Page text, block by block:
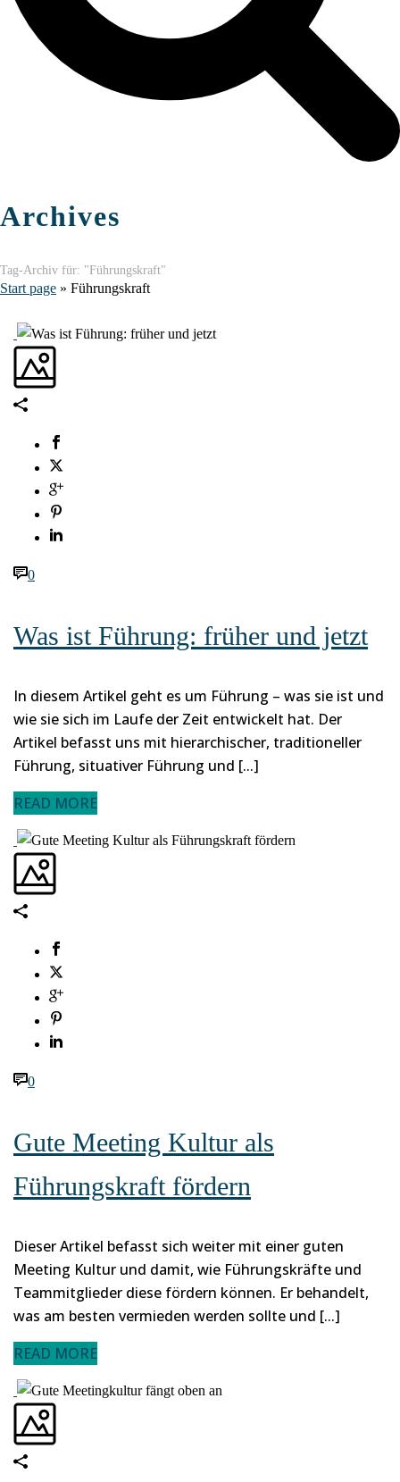
Archives
Tag-Archiv für: "Führungskraft"
Start page » Führungskraft
0
Was ist Führung: früher und jetzt
In diesem Artikel geht es um Führung – was sie ist und
wie sie sich im Laufe der Zeit entwickelt hat. Der
Artikel befasst uns mit hierarchischer, traditioneller
Führung, situativer Führung und [...]
READ MORE
0
Gute Meeting Kultur als
Führungskraft fördern
Dieser Artikel befasst sich weiter mit einer guten
Meeting Kultur und damit, wie Führungskräfte und
Teammitglieder diese fördern können. Er behandelt,
was am besten vermieden werden sollte und [...]
READ MORE